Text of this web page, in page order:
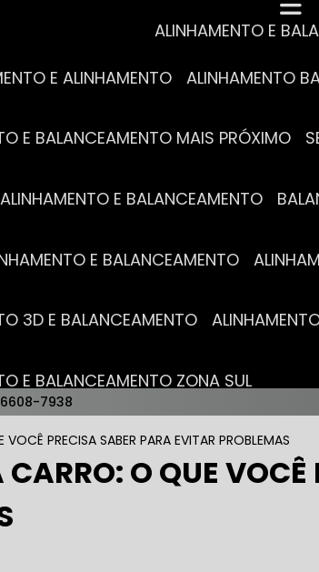
ALINHAMENTO E BALANCEAMENTO: O
ESSENCIAIS DA TROCA DE ÓLEO PARA
ALINHAMENTO E
E ALINHAMENTO ALINHAMENTO
E BALANCEAMENTO MAIS PRÓXIMO
ALINHAMENTO E BALANCEAMENTO
E BALANCEAMENTO
3D E BALANCEAMENTO
E BALANCEAMENTO ZONA SUL
MAIS PRÓXIMO AUTO ELÉTRICA
7938
PRECISA SABER PARA EVITAR PROBLEMAS
O QUE VOCÊ